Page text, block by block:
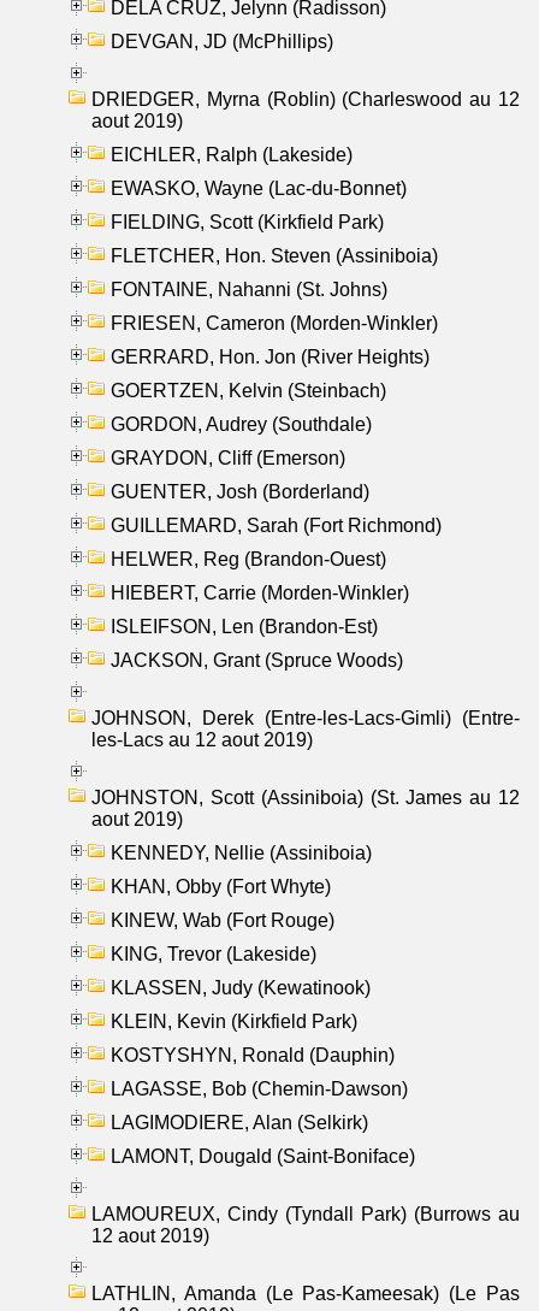
DELA CRUZ, Jelynn (Radisson)
DEVGAN, JD (McPhillips)
DRIEDGER, Myrna (Roblin) (Charleswood au 12
aout 2019)
EICHLER, Ralph (Lakeside)
EWASKO, Wayne (Lac-du-Bonnet)
FIELDING, Scott (Kirkfield Park)
FLETCHER, Hon. Steven (Assiniboia)
FONTAINE, Nahanni (St. Johns)
FRIESEN, Cameron (Morden-Winkler)
GERRARD, Hon. Jon (River Heights)
GOERTZEN, Kelvin (Steinbach)
GORDON, Audrey (Southdale)
GRAYDON, Cliff (Emerson)
GUENTER, Josh (Borderland)
GUILLEMARD, Sarah (Fort Richmond)
HELWER, Reg (Brandon-Ouest)
HIEBERT, Carrie (Morden-Winkler)
ISLEIFSON, Len (Brandon-Est)
JACKSON, Grant (Spruce Woods)
JOHNSON, Derek (Entre-les-Lacs-Gimli) (Entre-
les-Lacs au 12 aout 2019)
JOHNSTON, Scott (Assiniboia) (St. James au 12
aout 2019)
KENNEDY, Nellie (Assiniboia)
KHAN, Obby (Fort Whyte)
KINEW, Wab (Fort Rouge)
KING, Trevor (Lakeside)
KLASSEN, Judy (Kewatinook)
KLEIN, Kevin (Kirkfield Park)
KOSTYSHYN, Ronald (Dauphin)
LAGASSE, Bob (Chemin-Dawson)
LAGIMODIERE, Alan (Selkirk)
LAMONT, Dougald (Saint-Boniface)
LAMOUREUX, Cindy (Tyndall Park) (Burrows au
12 aout 2019)
LATHLIN, Amanda (Le Pas-Kameesak) (Le Pas